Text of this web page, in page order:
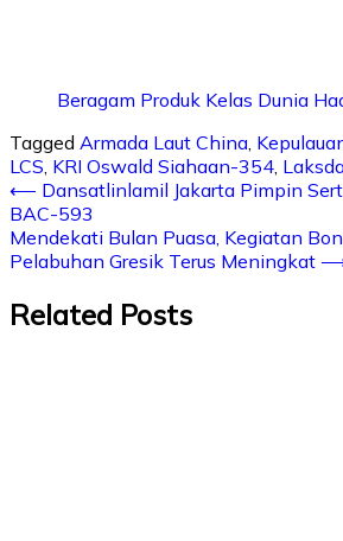
Beragam Produk Kelas Dunia
Tagged Armada Laut China,
LCS, KRI Oswald Siahaan-354,
⟵ Dansatlinlamil Jakarta Pimpin
BAC-593
Mendekati Bulan Puasa, Kegiatan
Pelabuhan Gresik Terus Meningkat
Related Posts